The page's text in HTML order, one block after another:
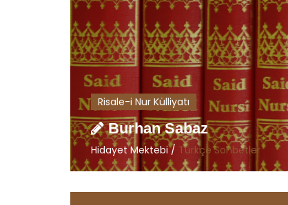
Risale-i Nur Külliyatı
Burhan Sabaz
Hidayet Mektebi / Türkçe Sohbetler